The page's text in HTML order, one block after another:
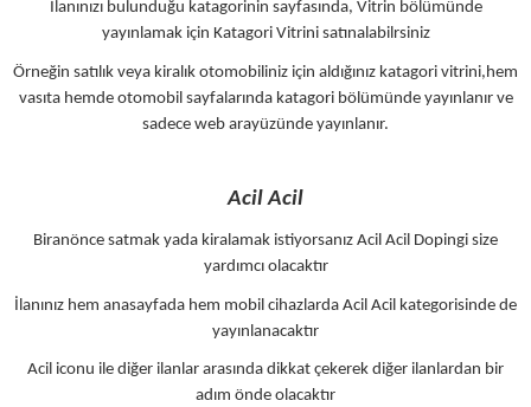
İlanınızı bulunduğu katagorinin sayfasında, Vitrin bölümünde
yayınlamak için Katagori Vitrini satınalabilrsiniz
Örneğin satılık veya kiralık otomobiliniz için aldığınız katagori vitrini,hem
vasıta hemde otomobil sayfalarında katagori bölümünde yayınlanır ve
sadece web arayüzünde yayınlanır.
Acil Acil
Biranönce satmak yada kiralamak istiyorsanız Acil Acil Dopingi size
yardımcı olacaktır
İlanınız hem anasayfada hem mobil cihazlarda Acil Acil kategorisinde de
yayınlanacaktır
Acil iconu ile diğer ilanlar arasında dikkat çekerek diğer ilanlardan bir
adım önde olacaktır